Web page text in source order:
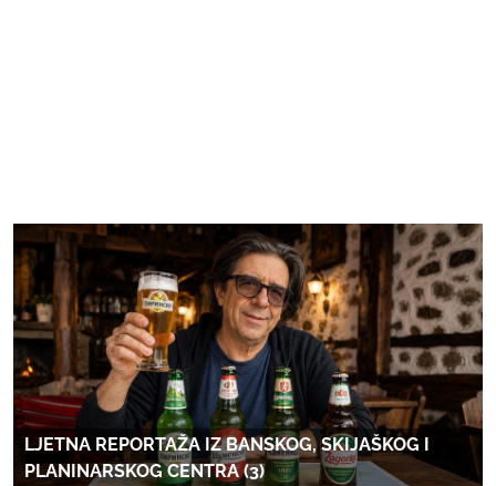
LJETNA REPORTAŽA IZ BANSKOG, SKIJAŠKOG I
PLANINARSKOG CENTRA (3)